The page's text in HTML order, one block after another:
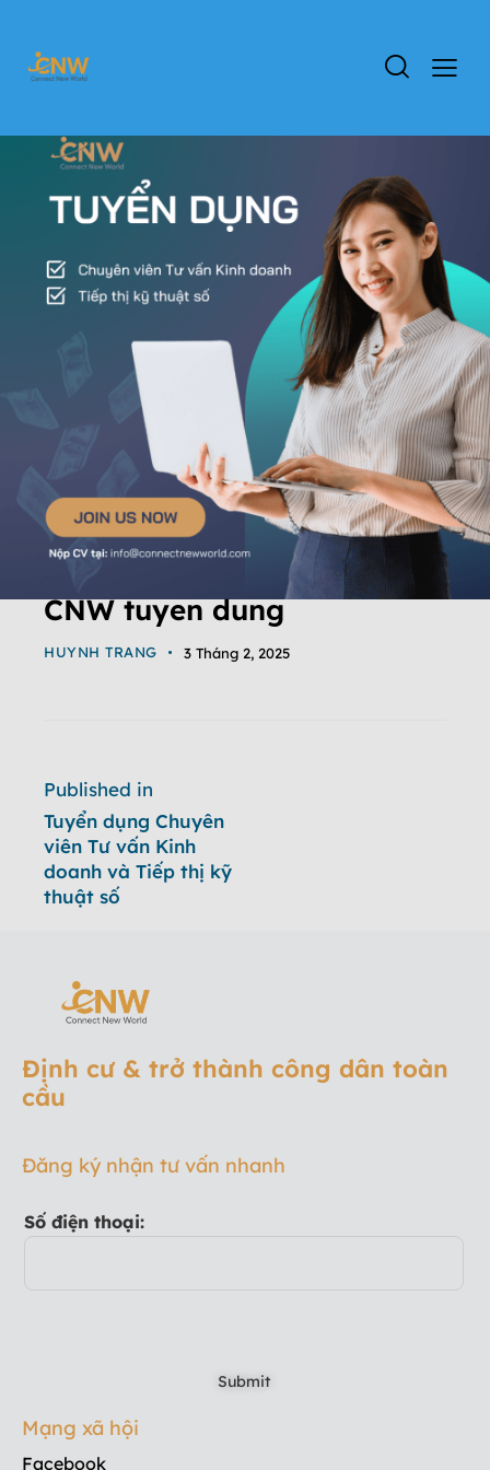
CNW tuyen dung
HUYNH TRANG 3 Tháng 2, 2025
Published in
Tuyển dụng Chuyên
viên Tư vấn Kinh
doanh và Tiếp thị kỹ
thuật số
Định cư & trở thành công dân toàn
cầu
Đăng ký nhận tư vấn nhanh
Số điện thoại:
Mạng xã hội
Facebook